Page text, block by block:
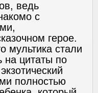
ведь
с
герое.
мультика стали
на цитаты по
полностью